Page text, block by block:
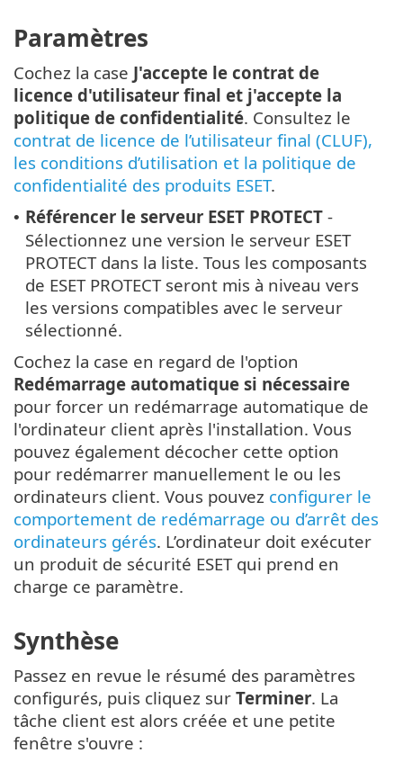
Paramètres
Cochez la case J'accepte le contrat de
licence d'utilisateur final et j'accepte la
politique de confidentialité. Consultez le
contrat de licence de l’utilisateur final (CLUF),
les conditions d’utilisation et la politique de
confidentialité des produits ESET.
• Référencer le serveur ESET PROTECT -
Sélectionnez une version le serveur ESET
PROTECT dans la liste. Tous les composants
de ESET PROTECT seront mis à niveau vers
les versions compatibles avec le serveur
sélectionné.
Cochez la case en regard de l'option
Redémarrage automatique si nécessaire
pour forcer un redémarrage automatique de
l'ordinateur client après l'installation. Vous
pouvez également décocher cette option
pour redémarrer manuellement le ou les
ordinateurs client. Vous pouvez configurer le
comportement de redémarrage ou d’arrêt des
ordinateurs gérés. L’ordinateur doit exécuter
un produit de sécurité ESET qui prend en
charge ce paramètre.
Synthèse
Passez en revue le résumé des paramètres
configurés, puis cliquez sur Terminer. La
tâche client est alors créée et une petite
fenêtre s'ouvre :